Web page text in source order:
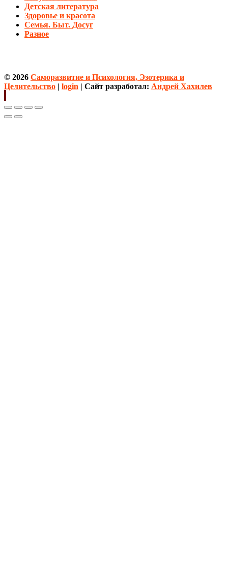
Детская литература
Здоровье и красота
Семья. Быт. Досуг
Разное
© 2026 Саморазвитие и Психология, Эзотерика и
Целительство | login | Сайт разработал: Андрей Хахилев